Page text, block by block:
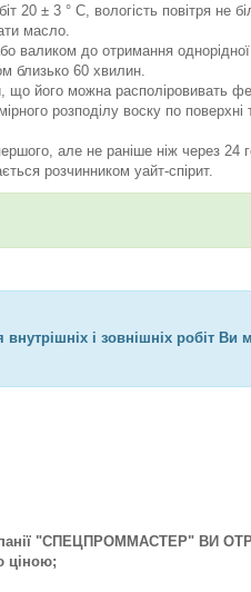
20 ± 3 ° С, вологість повітря не
масло.
до отримання однорідної
близько 60 хвилин.
що його можна располіровивать
розподілу воску по
але не раніше ніж через 24
розчинником уайт-спірит.
і зовнішніх робіт
"СПЕЦПРОММАСТЕР" ВИ
ціною;